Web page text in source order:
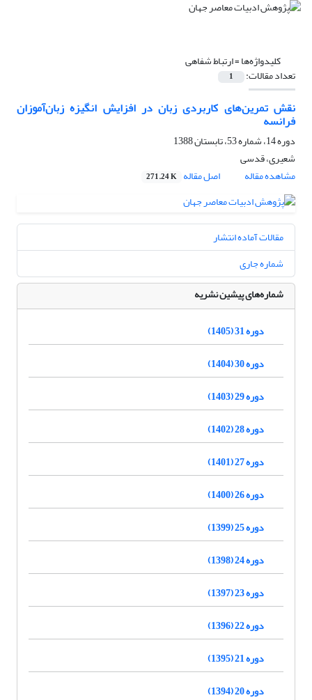
کلیدواژه‌ها =ارتباط شفاهی‌
تعداد مقالات: 1
نقش تمرین‌های کاربردی زبان در افزایش انگیزه زبان‌آموزان
فرانسه
دوره 14، شماره 53، تابستان 1388
شعیری، قدسی
مشاهده مقاله
اصل مقاله 271.24 K
مقالات آماده انتشار
شماره جاری
شماره‌های پیشین نشریه
دوره 31 (1405)
دوره 30 (1404)
دوره 29 (1403)
دوره 28 (1402)
دوره 27 (1401)
دوره 26 (1400)
دوره 25 (1399)
دوره 24 (1398)
دوره 23 (1397)
دوره 22 (1396)
دوره 21 (1395)
دوره 20 (1394)